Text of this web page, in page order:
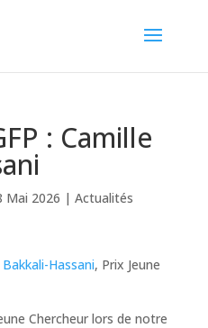
: Camille
Mai 2026 | Actualités
Hassani, Prix Jeune
Chercheur lors de notre